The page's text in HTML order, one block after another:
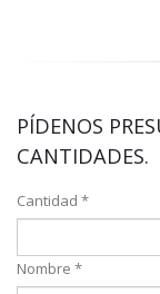
PÍDENOS
CANTIDADES.
Cantidad *
Nombre *